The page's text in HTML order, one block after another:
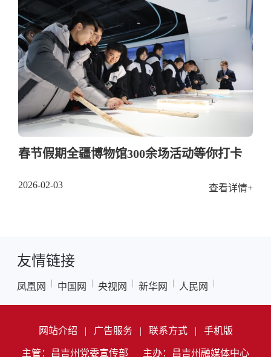
春节假期全疆博物馆300余场活动等你打卡
2026-02-03 查看详情+
友情链接
凤凰网 | 中国网 | 央视网 | 新华网 | 人民网 |
网站介绍 | 广告服务 | 联系方式 | 手机版
主管：昌吉州党委宣传部 主办：昌吉州融媒体中心